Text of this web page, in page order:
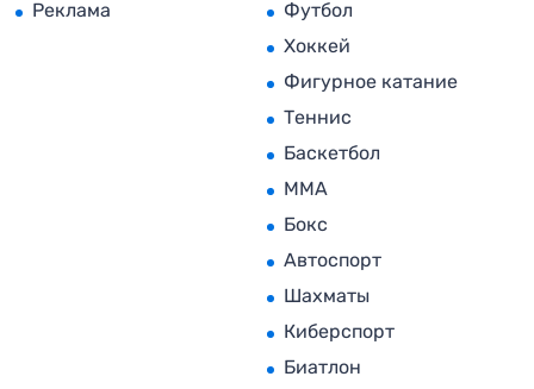
Реклама
Футбол
Хоккей
Фигурное катание
Теннис
Баскетбол
MMA
Бокс
Автоспорт
Шахматы
Киберспорт
Биатлон